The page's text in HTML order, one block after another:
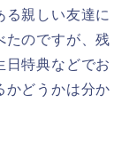
る親しい友達に
たのですが、残
日特典などでお
かどうかは分か